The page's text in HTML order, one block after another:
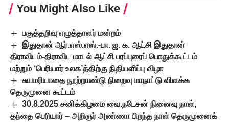
You Might Also Like
பகுத்தறிவு எழுத்தாளர் மன்றம்
இதுதான் ஆர்.எஸ்.எஸ்.-பா. ஜ. க. ஆட்சி இதுதான்
திராவிடம்-திராவிட மாடல் ஆட்சி பரப்புரைப் பொதுக்கூட்டம்
மற்றும் ‘பெரியார் உலக’த்திற்கு நிதியளிப்பு விழா
சுயமரியாதை நூற்றாண்டு நிறைவு மாநாட்டு விளக்க
தெருமுனை கூட்டம்
30.8.2025 சனிக்கிழமை வை.நடேசன் நினைவு நாள்,
தந்தை பெரியார் – அறிஞர் அண்ணா பிறந்த நாள் தெருமுனைக்